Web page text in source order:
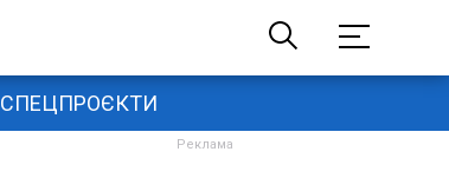
СПЕЦПРОЄКТИ